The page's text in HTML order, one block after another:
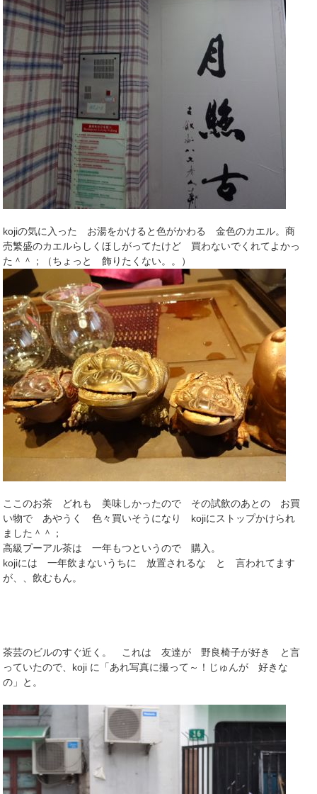
kojiの気に入った お湯をかけると色がかわる 金色のカエル。商
売繁盛のカエルらしくほしがってたけど 買わないでくれてよかっ
た＾＾；（ちょっと 飾りたくない。。）
ここのお茶 どれも 美味しかったので その試飲のあとの お買
い物で あやうく 色々買いそうになり kojiにストップかけられ
ました＾＾；
高級プーアル茶は 一年もつというので 購入。
kojiには 一年飲まないうちに 放置されるな と 言われてます
が、、飲むもん。
茶芸のビルのすぐ近く。 これは 友達が 野良椅子が好き と言
っていたので、koji に「あれ写真に撮って～！じゅんが 好きな
の」と。